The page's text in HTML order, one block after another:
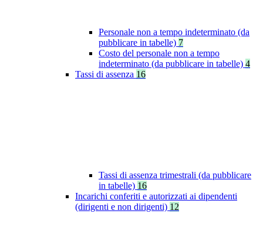
Personale non a tempo indeterminato (da
pubblicare in tabelle) 7
Costo del personale non a tempo
indeterminato (da pubblicare in tabelle) 4
Tassi di assenza 16
Tassi di assenza trimestrali (da pubblicare
in tabelle) 16
Incarichi conferiti e autorizzati ai dipendenti
(dirigenti e non dirigenti) 12